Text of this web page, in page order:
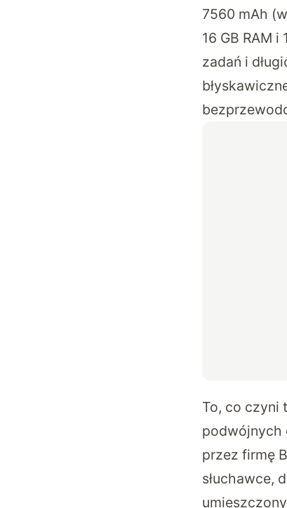
7560 mAh
16 GB RAM
zadań i
To, co czyni
podwójnych
przez firmę
słuchawce,